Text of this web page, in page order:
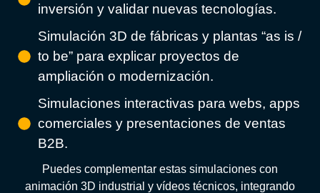
inversión y validar nuevas tecnologías.
Simulación 3D de fábricas y plantas “as is /
to be” para explicar proyectos de
ampliación o modernización.
Simulaciones interactivas para webs, apps
comerciales y presentaciones de ventas
B2B.
Puedes complementar estas simulaciones con
animación 3D industrial y vídeos técnicos, integrando